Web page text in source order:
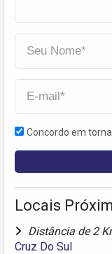
Concordo em
Locais
Distância de 2
Cruz Do Sul